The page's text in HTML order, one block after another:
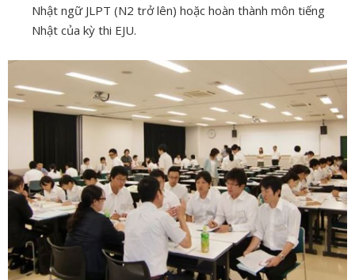
Nhật ngữ JLPT (N2 trở lên) hoặc hoàn thành môn tiếng
Nhật của kỳ thi EJU.